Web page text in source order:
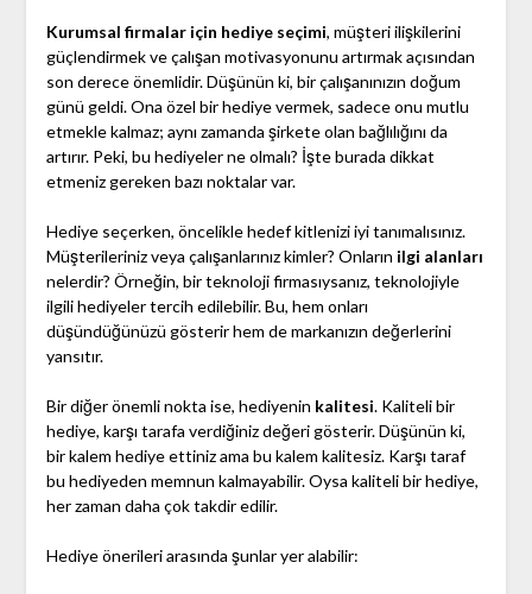
Kurumsal firmalar için hediye seçimi, müşteri ilişkilerini
güçlendirmek ve çalışan motivasyonunu artırmak açısından
son derece önemlidir. Düşünün ki, bir çalışanınızın doğum
günü geldi. Ona özel bir hediye vermek, sadece onu mutlu
etmekle kalmaz; aynı zamanda şirkete olan bağlılığını da
artırır. Peki, bu hediyeler ne olmalı? İşte burada dikkat
etmeniz gereken bazı noktalar var.
Hediye seçerken, öncelikle hedef kitlenizi iyi tanımalısınız.
Müşterileriniz veya çalışanlarınız kimler? Onların ilgi alanları
nelerdir? Örneğin, bir teknoloji firmasıysanız, teknolojiyle
ilgili hediyeler tercih edilebilir. Bu, hem onları
düşündüğünüzü gösterir hem de markanızın değerlerini
yansıtır.
Bir diğer önemli nokta ise, hediyenin kalitesi. Kaliteli bir
hediye, karşı tarafa verdiğiniz değeri gösterir. Düşünün ki,
bir kalem hediye ettiniz ama bu kalem kalitesiz. Karşı taraf
bu hediyeden memnun kalmayabilir. Oysa kaliteli bir hediye,
her zaman daha çok takdir edilir.
Hediye önerileri arasında şunlar yer alabilir: